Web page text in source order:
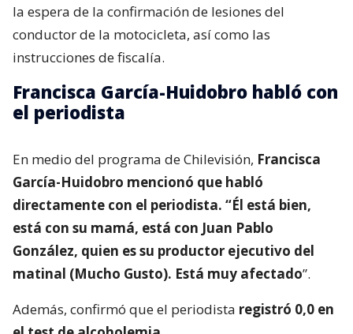
la espera de la confirmación de lesiones del
conductor de la motocicleta, así como las
instrucciones de fiscalía.
Francisca García-Huidobro habló con
el periodista
En medio del programa de Chilevisión, Francisca
García-Huidobro mencionó que habló
directamente con el periodista. “Él está bien,
está con su mamá, está con Juan Pablo
González, quien es su productor ejecutivo del
matinal (Mucho Gusto). Está muy afectado”.
Además, confirmó que el periodista registró 0,0 en